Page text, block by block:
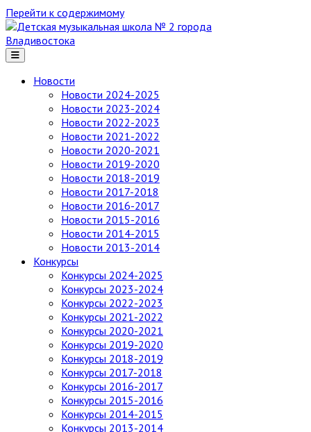
Перейти к содержимому
Детская
музыкальная
школа
города
Владивостока
Новости
Новости 2024-2025
Новости 2023-2024
Новости 2022-2023
Новости 2021-2022
Новости 2020-2021
Новости 2019-2020
Новости 2018-2019
Новости 2017-2018
Новости 2016-2017
Новости 2015-2016
Новости 2014-2015
Новости 2013-2014
Конкурсы
Конкурсы 2024-2025
Конкурсы 2023-2024
Конкурсы 2022-2023
Конкурсы 2021-2022
Конкурсы 2020-2021
Конкурсы 2019-2020
Конкурсы 2018-2019
Конкурсы 2017-2018
Конкурсы 2016-2017
Конкурсы 2015-2016
Конкурсы 2014-2015
Конкурсы 2013-2014